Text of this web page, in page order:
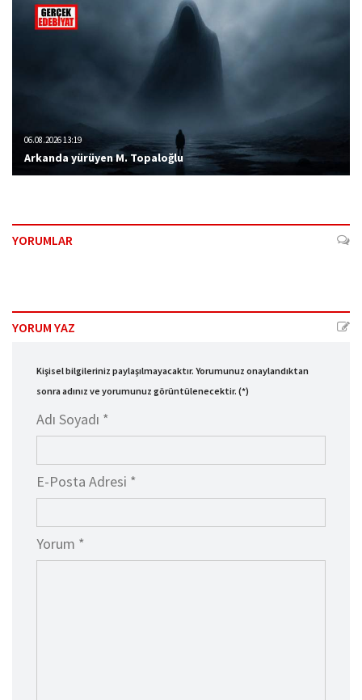
06.08.2026 13:19
Arkanda yürüyen M. Topaloğlu
YORUMLAR
YORUM YAZ
Kişisel bilgileriniz paylaşılmayacaktır. Yorumunuz onaylandıktan
sonra adınız ve yorumunuz görüntülenecektir. (*)
Adı Soyadı *
E-Posta Adresi *
Yorum *